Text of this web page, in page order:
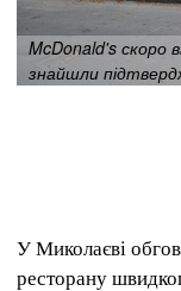
McDonald's скоро
знайшли
У Миколаєві
ресторану